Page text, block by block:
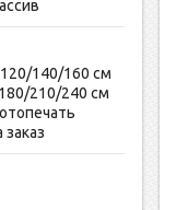
140/160 см
210/240 см